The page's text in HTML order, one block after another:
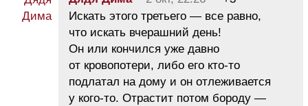
Искать этого третьего — все равно,
что искать вчерашний день!
Он или кончился уже давно
от кровопотери, либо его кто-то
подлатал на дому и он отлеживается
у кого-то. Отрастит потом бороду —